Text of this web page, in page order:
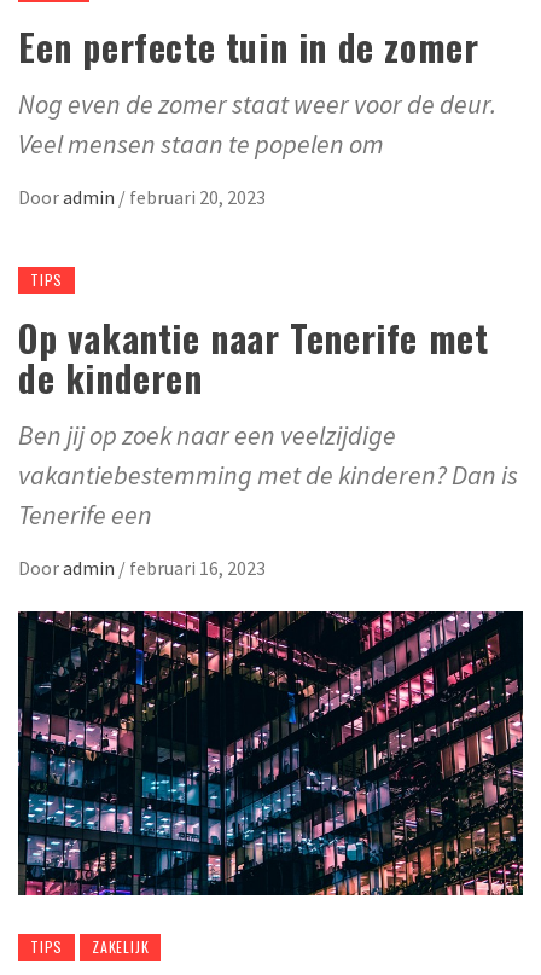
Een perfecte tuin in de zomer
Nog even de zomer staat weer voor de deur.
Veel mensen staan te popelen om
Dooradmin / februari 20, 2023
TIPS
Op vakantie naar Tenerife met
de kinderen
Ben jij op zoek naar een veelzijdige
vakantiebestemming met de kinderen? Dan is
Tenerife een
Dooradmin / februari 16, 2023
TIPS ZAKELIJK